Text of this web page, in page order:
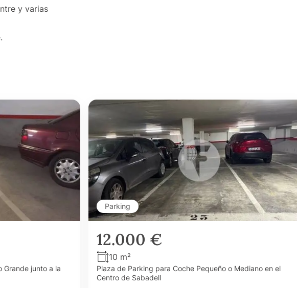
y varias
Grande junto a la
Parking
12.000 €
10 m²
Plaza de Parking para Coche Pequeño o Mediano en el
Centro de Sabadell